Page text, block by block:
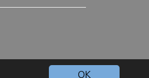
OK